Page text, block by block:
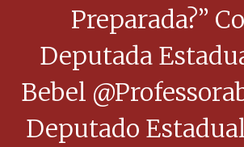
Preparada?”
Deputada
Bebel
Deputado